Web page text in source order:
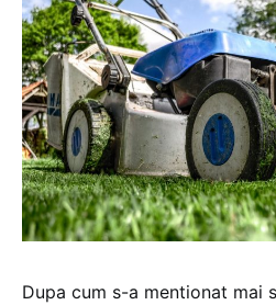
Dupa cum s-a mentionat mai